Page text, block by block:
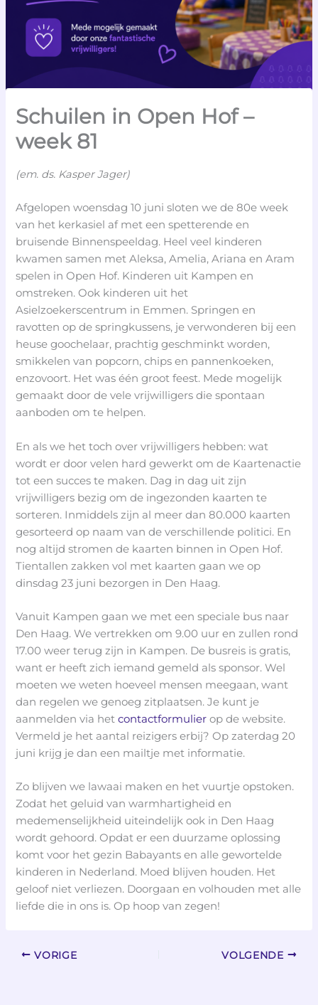
Schuilen in Open Hof –
week 81
(em. ds. Kasper Jager)
Afgelopen woensdag 10 juni sloten we de 80e week
van het kerkasiel af met een spetterende en
bruisende Binnenspeeldag. Heel veel kinderen
kwamen samen met Aleksa, Amelia, Ariana en Aram
spelen in Open Hof. Kinderen uit Kampen en
omstreken. Ook kinderen uit het
Asielzoekerscentrum in Emmen. Springen en
ravotten op de springkussens, je verwonderen bij een
heuse goochelaar, prachtig geschminkt worden,
smikkelen van popcorn, chips en pannenkoeken,
enzovoort. Het was één groot feest. Mede mogelijk
gemaakt door de vele vrijwilligers die spontaan
aanboden om te helpen.
En als we het toch over vrijwilligers hebben: wat
wordt er door velen hard gewerkt om de Kaartenactie
tot een succes te maken. Dag in dag uit zijn
vrijwilligers bezig om de ingezonden kaarten te
sorteren. Inmiddels zijn al meer dan 80.000 kaarten
gesorteerd op naam van de verschillende politici. En
nog altijd stromen de kaarten binnen in Open Hof.
Tientallen zakken vol met kaarten gaan we op
dinsdag 23 juni bezorgen in Den Haag.
Vanuit Kampen gaan we met een speciale bus naar
Den Haag. We vertrekken om 9.00 uur en zullen rond
17.00 weer terug zijn in Kampen. De busreis is gratis,
want er heeft zich iemand gemeld als sponsor. Wel
moeten we weten hoeveel mensen meegaan, want
dan regelen we genoeg zitplaatsen. Je kunt je
aanmelden via hetcontactformulier op de website.
Vermeld je het aantal reizigers erbij? Op zaterdag 20
juni krijg je dan een mailtje met informatie.
Zo blijven we lawaai maken en het vuurtje opstoken.
Zodat het geluid van warmhartigheid en
medemenselijkheid uiteindelijk ook in Den Haag
wordt gehoord. Opdat er een duurzame oplossing
komt voor het gezin Babayants en alle gewortelde
kinderen in Nederland. Moed blijven houden. Het
geloof niet verliezen. Doorgaan en volhouden met alle
liefde die in ons is. Op hoop van zegen!
VORIGE VOLGENDE